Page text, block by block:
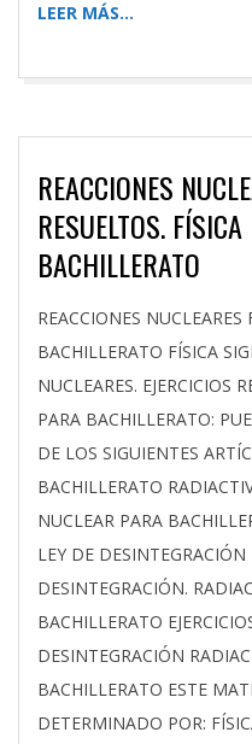
LEER MÁS…
REACCIONES
RESUELTOS.
BACHILLERATO
2026-
03-
15
REACCIONES NUCLEARES
BACHILLERATO FÍSICA
NUCLEARES. EJERCICIOS
PARA BACHILLERATO:
DE LOS SIGUIENTES
BACHILLERATO
NUCLEAR PARA
LEY DE
DESINTEGRACIÓN.
BACHILLERATO
DESINTEGRACIÓN
BACHILLERATO ESTE
DETERMINADO POR: